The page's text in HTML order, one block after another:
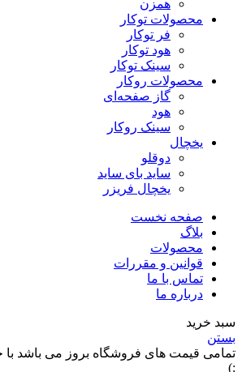
همزن
محصولات توکار
فر توکار
هود توکار
سینک توکار
محصولات روکار
گاز صفحه‌ای
هود
سینک روکار
یخچال
دوقلو
ساید بای ساید
یخچال فریزر
صفحه نخست
بلاگ
محصولات
قوانین و مقررات
تماس با ما
درباره ما
سبد خرید
بستن
تمامی قیمت های فروشگاه بروز می باشد با
:)